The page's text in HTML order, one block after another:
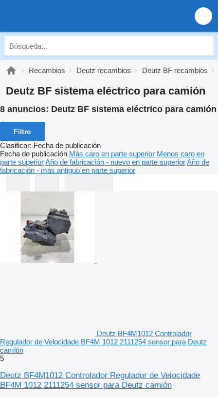
Recambios Deutz recambios Deutz BF recambios
Deutz BF sistema eléctrico para camión
8 anuncios: Deutz BF sistema eléctrico para camión
Filtro
Clasificar: Fecha de publicación
Fecha de publicación Más caro en parte superior Menos caro en
parte superiorAño de fabricación - nuevo en parte superiorAño de
fabricación - más antiguo en parte superior
Deutz BF4M1012 Controlador
Regulador de Velocidade BF4M 1012 2111254 sensor para Deutz
camión
5
Deutz BF4M1012 Controlador Regulador de Velocidade
BF4M 1012 2111254 sensor para Deutz camión